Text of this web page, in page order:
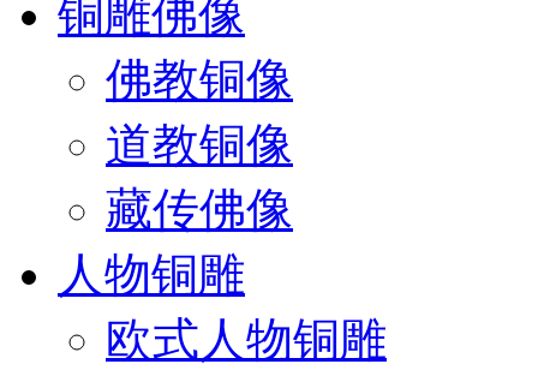
铜雕佛像
佛教铜像
道教铜像
藏传佛像
人物铜雕
欧式人物铜雕